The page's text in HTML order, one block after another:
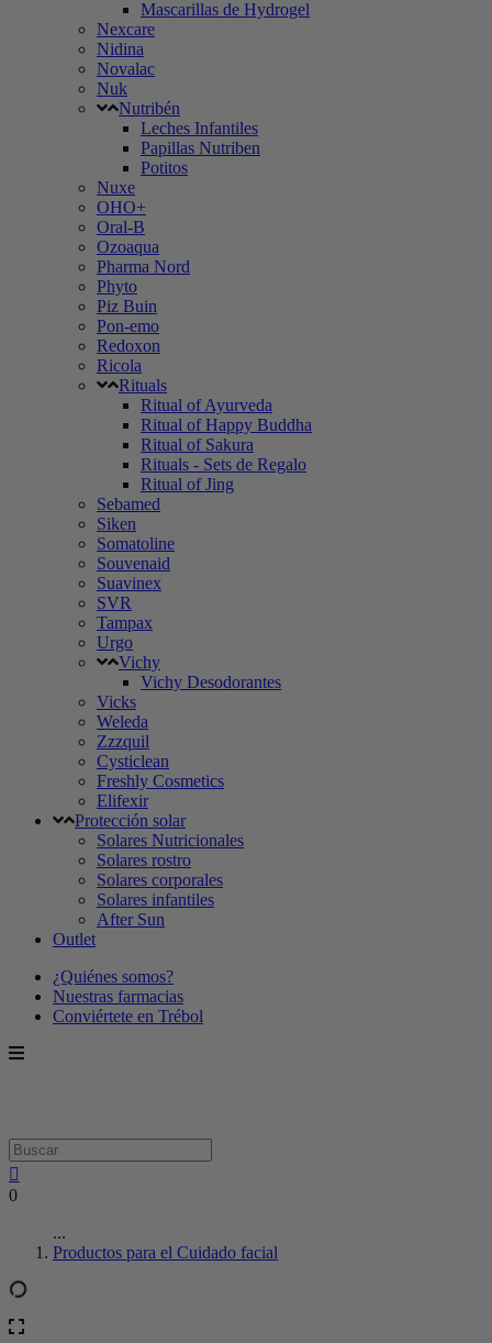
Mascarillas de Hydrogel
Nexcare
Nidina
Novalac
Nuk
Nutribén
Leches Infantiles
Papillas Nutriben
Potitos
Nuxe
OHO+
Oral-B
Ozoaqua
Pharma Nord
Phyto
Piz Buin
Pon-emo
Redoxon
Ricola
Rituals
Ritual of Ayurveda
Ritual of Happy Buddha
Ritual of Sakura
Rituals - Sets de Regalo
Ritual of Jing
Sebamed
Siken
Somatoline
Souvenaid
Suavinex
SVR
Tampax
Urgo
Vichy
Vichy Desodorantes
Vicks
Weleda
Zzzquil
Cysticlean
Freshly Cosmetics
Elifexir
Protección solar
Solares Nutricionales
Solares rostro
Solares corporales
Solares infantiles
After Sun
Outlet
¿Quiénes somos?
Nuestras farmacias
Conviértete en Trébol
0
...
Productos para el Cuidado facial